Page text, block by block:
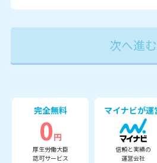
2027年 2028年
完全無料
0円
厚生労働大臣
認可サービス
マイナビが運
信頼と実績の
運営会社